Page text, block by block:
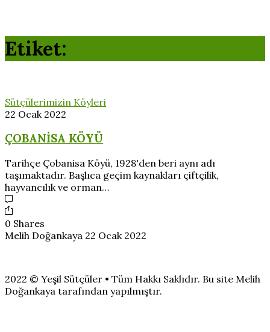
Etiket:
Sütçülerimizin Köyleri
22 Ocak 2022
ÇOBANİSA KÖYÜ
Tarihçe Çobanisa Köyü, 1928'den beri aynı adı
taşımaktadır. Başlıca geçim kaynakları çiftçilik,
hayvancılık ve orman…
0 Shares
Melih Doğankaya 22 Ocak 2022
2022 © Yeşil Sütçüler • Tüm Hakkı Saklıdır. Bu site Melih
Doğankaya tarafından yapılmıştır.